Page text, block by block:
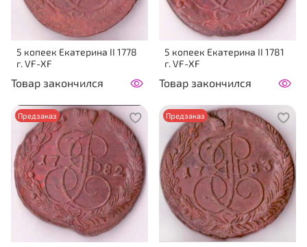
5 копеек Екатерина II 1778
г. VF-XF
Товар закончился
5 копеек Екатерина II 1781
г. VF-XF
Товар закончился
Предзаказ Предзаказ